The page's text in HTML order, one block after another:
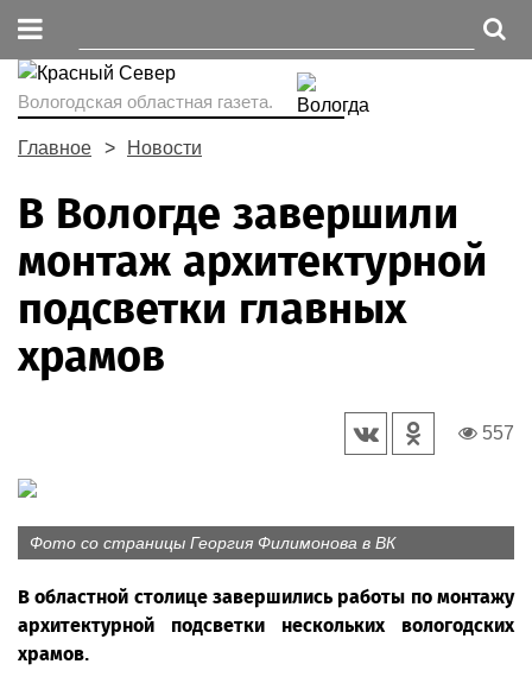
Вологодская областная газета.
Главное Новости
В Вологде завершили
монтаж архитектурной
подсветки главных
храмов
557
Фото со страницы Георгия Филимонова в ВК
В областной столице завершились работы по монтажу
архитектурной подсветки нескольких вологодских
храмов.